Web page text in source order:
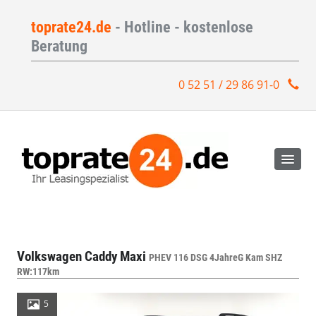
toprate24.de - Hotline - kostenlose
Beratung
0 52 51 / 29 86 91-0
Volkswagen Caddy Maxi PHEV 116 DSG 4JahreG Kam SHZ
RW:117km
5